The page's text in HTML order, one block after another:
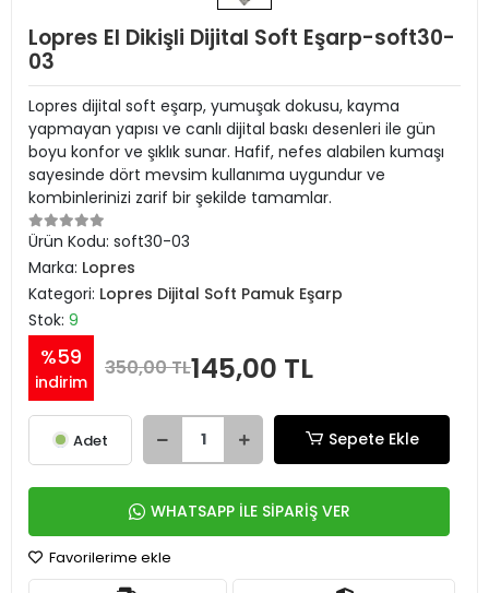
Lopres El Dikişli Dijital Soft Eşarp-soft30-
03
Lopres dijital soft eşarp, yumuşak dokusu, kayma
yapmayan yapısı ve canlı dijital baskı desenleri ile gün
boyu konfor ve şıklık sunar. Hafif, nefes alabilen kumaşı
sayesinde dört mevsim kullanıma uygundur ve
kombinlerinizi zarif bir şekilde tamamlar.
Ürün Kodu: soft30-03
Marka: Lopres
Kategori: Lopres Dijital Soft Pamuk Eşarp
Stok: 9
%59
indirim
350,00 TL145,00 TL
Adet Sepete Ekle
WHATSAPP İLE SİPARİŞ VER
Favorilerime ekle